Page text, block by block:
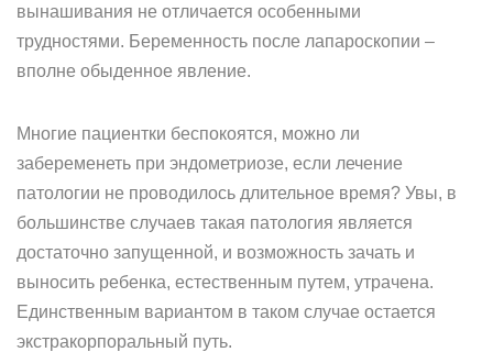
вынашивания не отличается особенными
трудностями. Беременность после лапароскопии –
вполне обыденное явление.
Многие пациентки беспокоятся, можно ли
забеременеть при эндометриозе, если лечение
патологии не проводилось длительное время? Увы, в
большинстве случаев такая патология является
достаточно запущенной, и возможность зачать и
выносить ребенка, естественным путем, утрачена.
Единственным вариантом в таком случае остается
экстракорпоральный путь.